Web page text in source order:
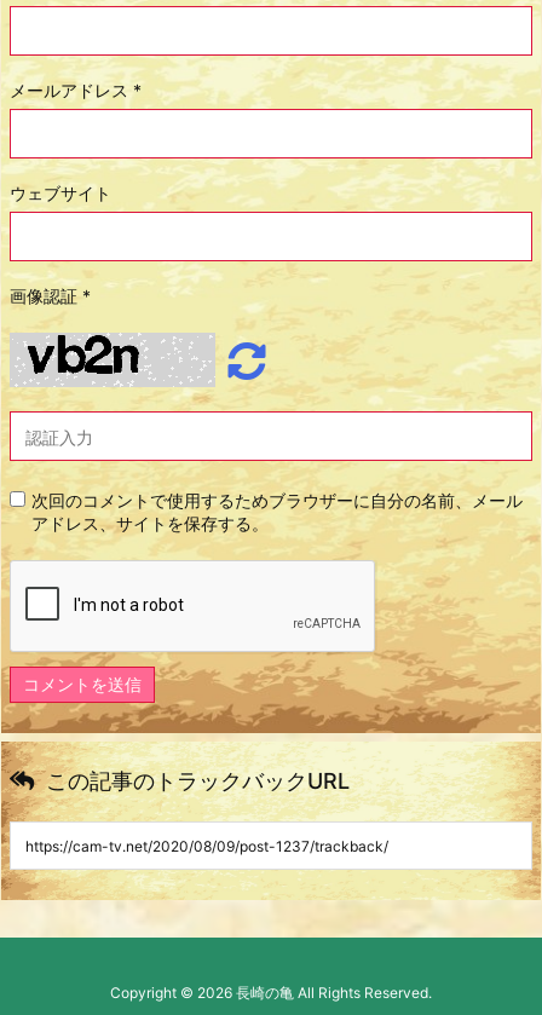
メールアドレス *
ウェブサイト
画像認証 *
次回のコメントで使用するためブラウザーに自分の名前、メール
アドレス、サイトを保存する。
この記事のトラックバックURL
Copyright © 2026 長崎の亀 All Rights Reserved.